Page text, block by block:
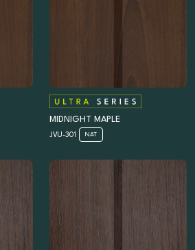
MIDNIGHT MAPLE
JVU-301 NAT